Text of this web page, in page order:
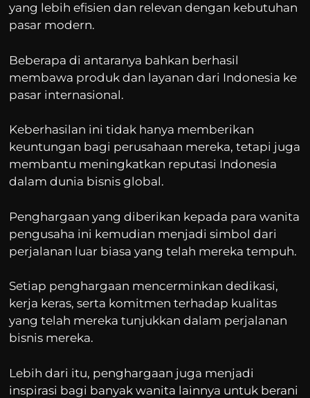
yang lebih efisien dan relevan dengan kebutuhan
pasar modern.
Beberapa di antaranya bahkan berhasil
membawa produk dan layanan dari Indonesia ke
pasar internasional.
Keberhasilan ini tidak hanya memberikan
keuntungan bagi perusahaan mereka, tetapi juga
membantu meningkatkan reputasi Indonesia
dalam dunia bisnis global.
Penghargaan yang diberikan kepada para wanita
pengusaha ini kemudian menjadi simbol dari
perjalanan luar biasa yang telah mereka tempuh.
Setiap penghargaan mencerminkan dedikasi,
kerja keras, serta komitmen terhadap kualitas
yang telah mereka tunjukkan dalam perjalanan
bisnis mereka.
Lebih dari itu, penghargaan juga menjadi
inspirasi bagi banyak wanita lainnya untuk berani